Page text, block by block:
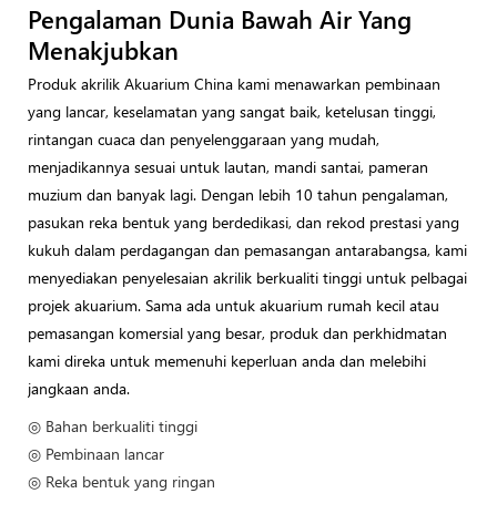
Pengalaman Dunia Bawah Air Yang
Menakjubkan
Produk akrilik Akuarium China kami menawarkan pembinaan
yang lancar, keselamatan yang sangat baik, ketelusan tinggi,
rintangan cuaca dan penyelenggaraan yang mudah,
menjadikannya sesuai untuk lautan, mandi santai, pameran
muzium dan banyak lagi. Dengan lebih 10 tahun pengalaman,
pasukan reka bentuk yang berdedikasi, dan rekod prestasi yang
kukuh dalam perdagangan dan pemasangan antarabangsa, kami
menyediakan penyelesaian akrilik berkualiti tinggi untuk pelbagai
projek akuarium. Sama ada untuk akuarium rumah kecil atau
pemasangan komersial yang besar, produk dan perkhidmatan
kami direka untuk memenuhi keperluan anda dan melebihi
jangkaan anda.
◎ Bahan berkualiti tinggi
◎ Pembinaan lancar
◎ Reka bentuk yang ringan